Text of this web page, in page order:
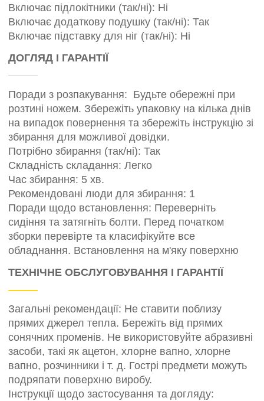
Включає підлокітники (так/ні): Ні
Включає додаткову подушку (так/ні): Так
Включає підставку для ніг (так/ні): Ні
ДОГЛЯД І ГАРАНТІЇ
Поради з розпакування: Будьте обережні при
розтині ножем. Збережіть упаковку на кілька днів
на випадок повернення та збережіть інструкцію зі
збирання для можливої ​​довідки.
Потрібно збирання (так/ні): Так
Складність складання: Легко
Час збирання: 5 хв.
Рекомендовані люди для збирання: 1
Поради щодо встановлення: Переверніть
сидіння та затягніть болти. Перед початком
зборки перевірте та класифікуйте все
обладнання. Встановлення на м'яку поверхню
ТЕХНІЧНЕ ОБСЛУГОВУВАННЯ І ГАРАНТІЇ
Загальні рекомендації: Не ставити поблизу
прямих джерел тепла. Бережіть від прямих
сонячних променів. Не використовуйте абразивні
засоби, такі як ацетон, хлорне вапно, хлорне
вапно, розчинники і т. д. Гострі предмети можуть
подряпати поверхню виробу.
Інструкції щодо застосування та догляду: